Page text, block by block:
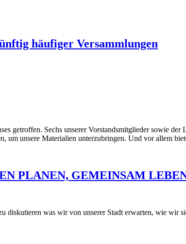
häufiger Versammlungen
getroffen. Sechs unserer Vorstandsmitglieder sowie
um unsere Materialien unterzubringen. Und vor allem
PLANEN, GEMEINSAM
diskutieren was wir von unserer Stadt erwarten, wie wir